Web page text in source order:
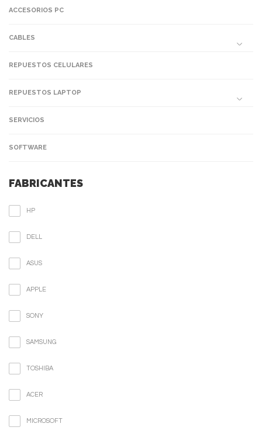
ACCESORIOS PC
CABLES
REPUESTOS CELULARES
REPUESTOS LAPTOP
SERVICIOS
SOFTWARE
FABRICANTES
HP
DELL
ASUS
APPLE
SONY
SAMSUNG
TOSHIBA
ACER
MICROSOFT